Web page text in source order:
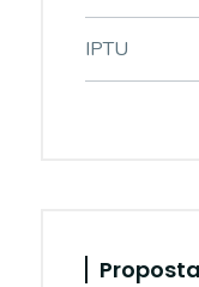
IPTU
Proposta